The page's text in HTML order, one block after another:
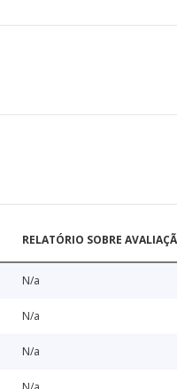
RELATÓRIO SOBRE
N/a
N/a
N/a